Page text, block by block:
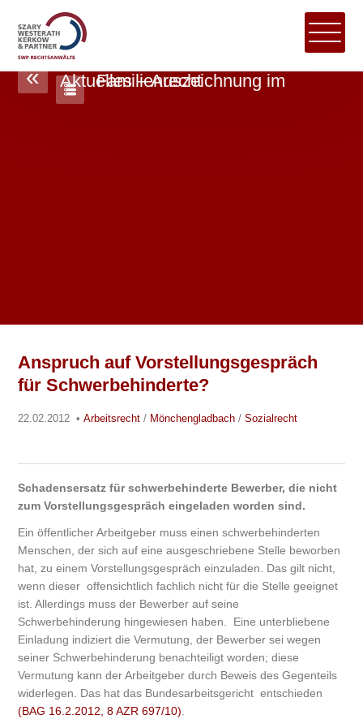
« Aktuelles – Auszeichnung im Familienrecht
Anspruch auf Vorstellungsgespräch
für Schwerbehinderte?
22.02.2012 •Arbeitsrecht / Mönchengladbach /Sozialrecht
Schadensersatz für schwerbehinderte Bewerber, die nicht
zum Vorstellungsgespräch eingeladen worden sind.
Ein öffentlicher Arbeitgeber muss einen schwerbehinderten
Menschen, der sich auf eine ausgeschriebene Stelle beworben
hat, zu einem Vorstellungsgespräch einzuladen. Das gilt nicht,
wenn dieser offensichtlich fachlich nicht für die Stelle geeignet
ist. Allerdings muss der Bewerber auf seine
Schwerbehinderung hingewiesen haben. Eine unterbliebene
Einladung indiziert die Vermutung, der Bewerber sei wegen
seiner Schwerbehinderung benachteiligt worden; diese
Vermutung kann der Arbeitgeber durch Beweis des Gegenteils
widerlegen. Das hat das Bundesarbeitsgericht entschieden
(BAG 16.2.2012, 8 AZR 697/10).